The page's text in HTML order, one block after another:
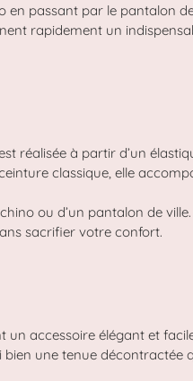
passant par le pantalon
rapidement un
réalisée à partir d’un
classique, elle
ou d’un pantalon de
sacrifier votre confort.
accessoire élégant et
bien une tenue décontractée